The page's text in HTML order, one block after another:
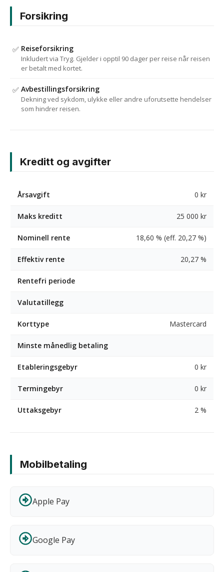
Forsikring
✅ Reiseforsikring
Inkludert via Tryg. Gjelder i opptil 90 dager per reise når reisen
er betalt med kortet.
✅ Avbestillingsforsikring
Dekning ved sykdom, ulykke eller andre uforutsette hendelser
som hindrer reisen.
Kreditt og avgifter
Årsavgift 0 kr
Maks kreditt 25 000 kr
Nominell rente 18,60 % (eff. 20,27 %)
Effektiv rente 20,27 %
Rentefri periode
Valutatillegg
Korttype Mastercard
Minste månedlig betaling
Etableringsgebyr 0 kr
Termingebyr 0 kr
Uttaksgebyr 2 %
Mobilbetaling
Apple Pay
Google Pay